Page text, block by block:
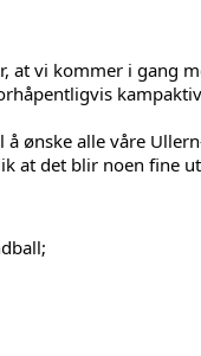
at vi kommer i gang
ønske alle våre
at det blir noen fine